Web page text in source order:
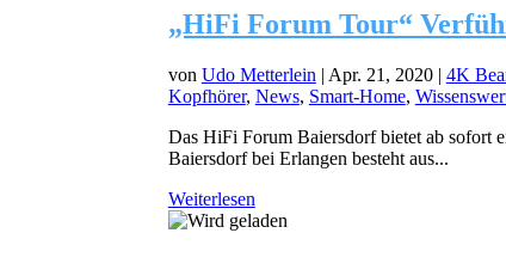
„HiFi Forum Tour“
von Udo Metterlein | Apr. 21, 2020| 4K
Kopfhörer, News, Smart-Home,
Das HiFi Forum Baiersdorf bietet ab sofort
Baiersdorf bei Erlangen besteht aus...
Weiterlesen